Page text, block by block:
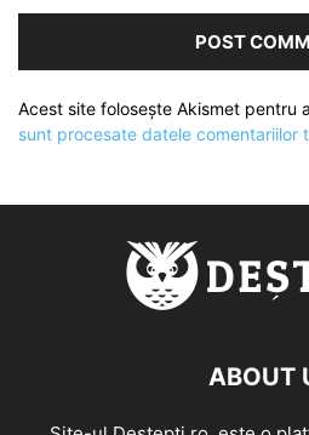
Acest site folosește Akismet pentru
sunt procesate datele comentariilor
ABOUT